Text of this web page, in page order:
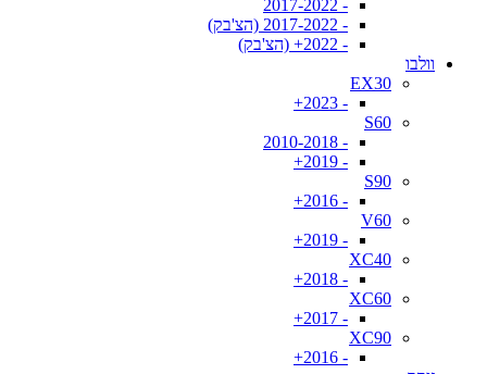
- 2017-2022
- 2017-2022 (הצ'בק)
- 2022+ (הצ'בק)
וולבו
EX30
- 2023+
S60
- 2010-2018
- 2019+
S90
- 2016+
V60
- 2019+
XC40
- 2018+
XC60
- 2017+
XC90
- 2016+